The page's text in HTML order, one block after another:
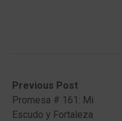
Post
navigation
Previous Post
Previous
post:Promesa # 161: Mi
Escudo y Fortaleza
Next
post: